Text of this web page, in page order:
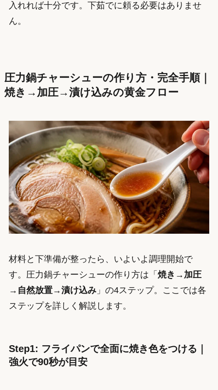
入れれば十分です。下茹でに頼る必要はありませ
ん。
圧力鍋チャーシューの作り方・完全手順｜
焼き→加圧→漬け込みの黄金フロー
材料と下準備が整ったら、いよいよ調理開始で
す。圧力鍋チャーシューの作り方は「 焼き→加圧
→自然放置→漬け込み」の4ステップ。ここでは各
ステップを詳しく解説します。
Step1: フライパンで全面に焼き色をつける｜
強火で90秒が目安